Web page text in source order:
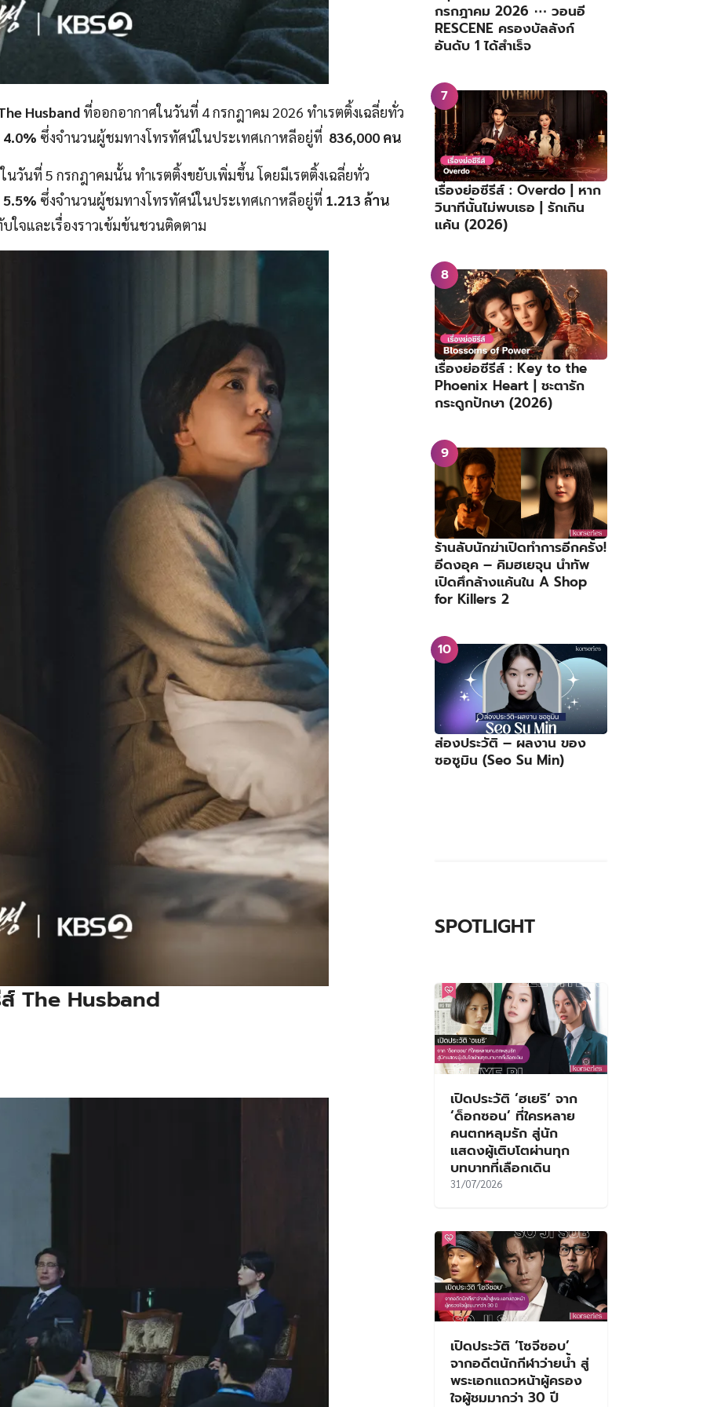
Husband ที่ออกอากาศในวันที่ 4 กรกฎาคม 2026 ทำเรตติ้งเฉลี่ยทั่ว
4.0% ซึ่งจำนวนผู้ชมทางโทรทัศน์ในประเทศเกาหลีอยู่ที่ 836,000 คน
วันที่ 5 กรกฎาคมนั้น ทำเรตติ้งขยับเพิ่มขึ้น โดยมีเรตติ้งเฉลี่ยทั่ว
5.5% ซึ่งจำนวนผู้ชมทางโทรทัศน์ในประเทศเกาหลีอยู่ที่ 1.213 ล้าน
จและเรื่องราวเข้มข้นชวนติดตาม
The Husband
กรกฎาคม 2026 ⋯ วอนอี
RESCENE ครองบัลลังก์
อันดับ 1 ได้สำเร็จ
เรื่องย่อซีรีส์ : Overdo | หาก
วินาทีนั้นไม่พบเธอ | รักเกิน
แค้น (2026)
เรื่องย่อซีรีส์ : Key to the
Phoenix Heart | ชะตารัก
กระดูกปักษา (2026)
ร้านลับนักฆ่าเปิดทำการอีกครั้ง!
อีดงอุค – คิมฮเยจุน นำทัพ
เปิดศึกล้างแค้นใน A Shop
for Killers 2
ส่องประวัติ – ผลงาน ของ
ซอซูมิน (Seo Su Min)
SPOTLIGHT
เปิดประวัติ ‘ฮเยริ’ จาก
‘ด็อกซอน’ ที่ใครหลาย
คนตกหลุมรัก สู่นัก
แสดงผู้เติบโตผ่านทุก
บทบาทที่เลือกเดิน
31/07/2026
เปิดประวัติ ‘โซจีซอบ’
จากอดีตนักกีฬาว่ายน้ำ สู่
พระเอกแถวหน้าผู้ครอง
ใจผู้ชมมากว่า 30 ปี